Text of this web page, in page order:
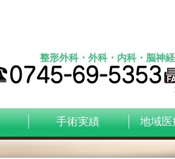
整形外科・外科・内科・脳神
手術実績 地域